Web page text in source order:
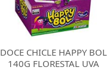
DOCE CHICLE HAPPY BOL
140G FLORESTAL UVA